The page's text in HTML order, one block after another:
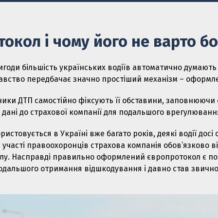
і чому його не варто
більшість українських водіїв автоматично
передбачає значно простіший механізм –
ДТП самостійно фіксують її обставини,
до страхової компанії для подальшого
в Україні вже багато років, деякі водії
правоохоронців страхова компанія обов’язково
Насправді правильно оформлений європротокол є
отримання відшкодування і давно став